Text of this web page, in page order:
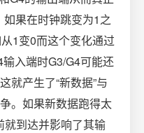
果在时钟跳变为1之
1变0而这个变化通过
入端时G3/G4可能还
就产生了“新数据”与
。如果新数据跑得太
就到达并影响了其输